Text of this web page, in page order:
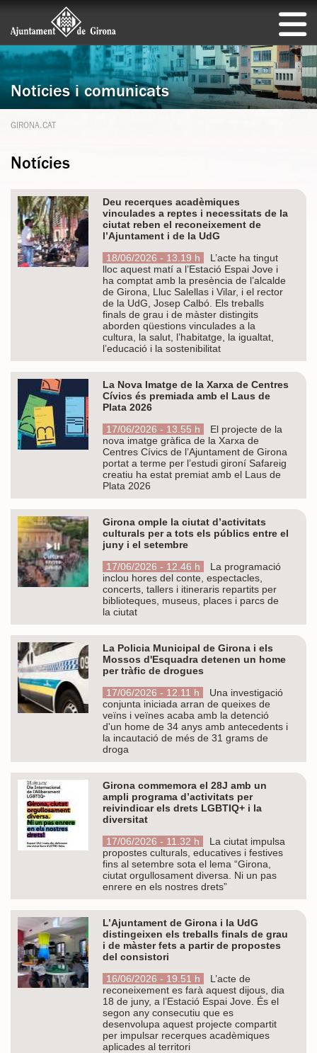
Notícies i comunicats
GIRONA.CAT
Notícies
Deu recerques acadèmiques
vinculades a reptes i necessitats de la
ciutat reben el reconeixement de
l’Ajuntament i de la UdG
18/06/2026 - 13.19 h
L’acte ha tingut
lloc aquest matí a l’Estació Espai Jove i
ha comptat amb la presència de l’alcalde
de Girona, Lluc Salellas i Vilar, i el rector
de la UdG, Josep Calbó. Els treballs
finals de grau i de màster distingits
aborden qüestions vinculades a la
cultura, la salut, l’habitatge, la igualtat,
l’educació i la sostenibilitat
La Nova Imatge de la Xarxa de Centres
Cívics és premiada amb el Laus de
Plata 2026
17/06/2026 - 13.55 h
El projecte de la
nova imatge gràfica de la Xarxa de
Centres Cívics de l’Ajuntament de Girona
portat a terme per l’estudi gironí Safareig
creatiu ha estat premiat amb el Laus de
Plata 2026
Girona omple la ciutat d’activitats
culturals per a tots els públics entre el
juny i el setembre
17/06/2026 - 12.46 h
La programació
inclou hores del conte, espectacles,
concerts, tallers i itineraris repartits per
biblioteques, museus, places i parcs de
la ciutat
La Policia Municipal de Girona i els
Mossos d'Esquadra detenen un home
per tràfic de drogues
17/06/2026 - 12.11 h
Una investigació
conjunta iniciada arran de queixes de
veïns i veïnes acaba amb la detenció
d'un home de 34 anys amb antecedents i
la incautació de més de 31 grams de
droga
Girona commemora el 28J amb un
ampli programa d’activitats per
reivindicar els drets LGBTIQ+ i la
diversitat
17/06/2026 - 11.32 h
La ciutat impulsa
propostes culturals, educatives i festives
fins al setembre sota el lema “Girona,
ciutat orgullosament diversa. Ni un pas
enrere en els nostres drets”
L’Ajuntament de Girona i la UdG
distingeixen els treballs finals de grau
i de màster fets a partir de propostes
del consistori
16/06/2026 - 19.51 h
L’acte de
reconeixement es farà aquest dijous, dia
18 de juny, a l’Estació Espai Jove. És el
segon any consecutiu que es
desenvolupa aquest projecte compartit
per impulsar recerques acadèmiques
aplicades al territori